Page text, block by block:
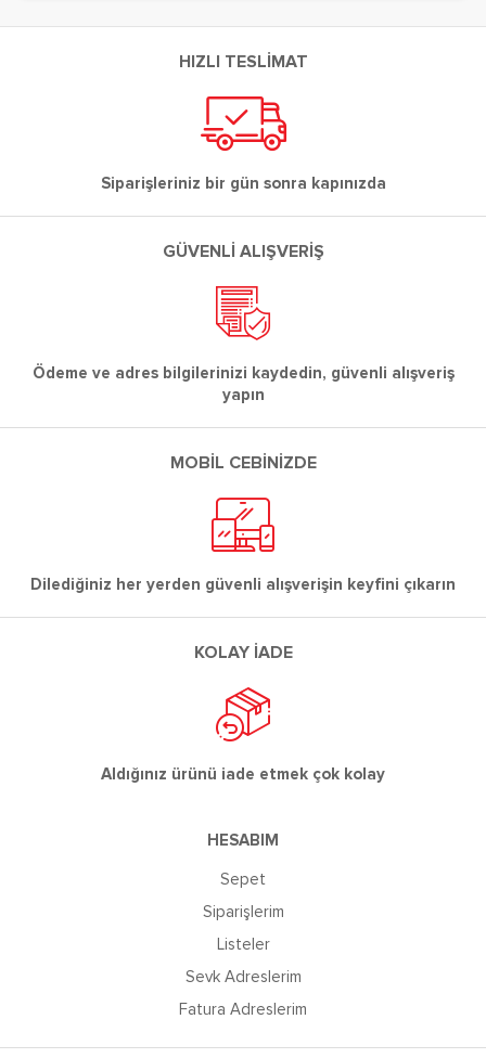
HIZLI TESLİMAT
Siparişleriniz bir gün sonra kapınızda
GÜVENLİ ALIŞVERİŞ
Ödeme ve adres bilgilerinizi kaydedin, güvenli alışveriş
yapın
MOBİL CEBİNİZDE
Dilediğiniz her yerden güvenli alışverişin keyfini çıkarın
KOLAY İADE
Aldığınız ürünü iade etmek çok kolay
HESABIM
Sepet
Siparişlerim
Listeler
Sevk Adreslerim
Fatura Adreslerim